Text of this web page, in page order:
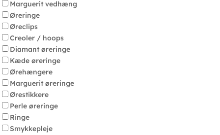
Marguerit vedhæng
Øreringe
Øreclips
Creoler / hoops
Diamant øreringe
Kæde øreringe
Ørehængere
Marguerit øreringe
Ørestikkere
Perle øreringe
Ringe
Smykkepleje